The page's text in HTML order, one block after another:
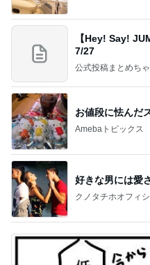
【Hey! Say!
7/27
公式投稿まとめち
お値段に怯んだ
Amebaトピックス
好きな男には愛
クノタチホオフィ